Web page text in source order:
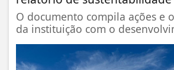
O documento compila ações e
da instituição com o